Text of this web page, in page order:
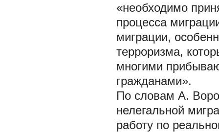
«необходимо
процесса
миграции,
терроризма,
многими
гражданами».
По словам А.
нелегальной
работу по